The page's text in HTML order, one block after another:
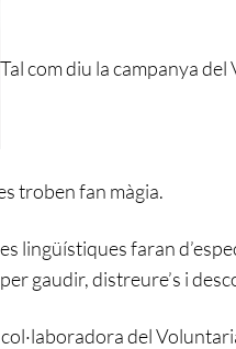
Tal com diu la campanya del
troben fan màgia.
lingüístiques faran
gaudir, distreure’s i
del